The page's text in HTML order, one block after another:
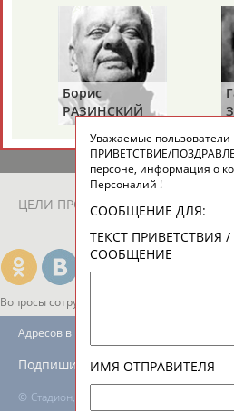
24 персон из 13181
ЕЩЁ
ТАБЛО АКТИВНОСТИ
ЦЕЛИ ПРОЕКТА КОНТАКТЫ
Вопросы сотрудничества и совместной
© Стадион, 1998-2026
Адресов в новостной рассылке: 996
Подпишись
Борис
РАЗИНСКИЙ
Уважаемые
ПРИВЕТСТВИЕ/
персоне, информация о
Персоналий !
СООБЩЕНИЕ ДЛЯ:
ТЕКСТ ПРИВЕТСТВИЯ
СООБЩЕНИЕ
ИМЯ ОТПРАВИТЕЛЯ